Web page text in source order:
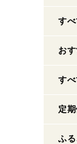
す
お
す
定
ふ